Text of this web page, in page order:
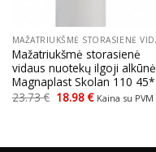
Mažatriukšmė storasienė
vidaus nuotekų ilgoji alkūnė
Magnaplast Skolan 110 45*
23.73€ Original
price
18.98€Current
price
Kaina su PVM